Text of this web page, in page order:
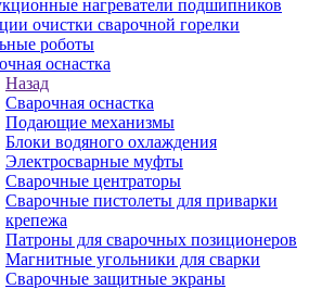
нагреватели подшипников
очистки сварочной горелки
роботы
оснастка
Назад
Сварочная оснастка
Подающие механизмы
Блоки водяного охлаждения
Электросварные муфты
Сварочные центраторы
Сварочные пистолеты для приварки
крепежа
Патроны для сварочных позиционеров
Магнитные угольники для сварки
Сварочные защитные экраны